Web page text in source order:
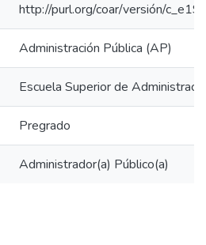
http://purl.org/coar/versión/
Administración Pública (AP)
Escuela Superior de
Pregrado
Administrador(a) Público(a)